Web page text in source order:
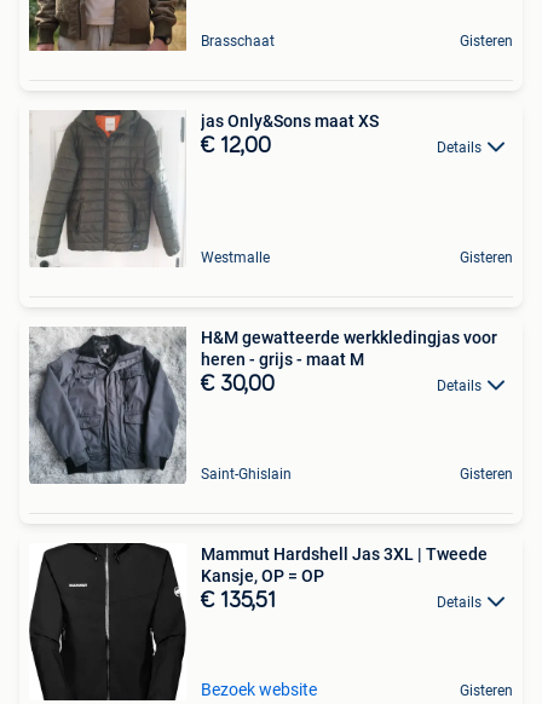
Brasschaat Gisteren
jas Only&Sons maat XS
€ 12,00 Details
Westmalle Gisteren
H&M gewatteerde werkkledingjas voor
heren - grijs - maat M
€ 30,00 Details
Saint-Ghislain Gisteren
Mammut Hardshell Jas 3XL | Tweede
Kansje, OP = OP
€ 135,51 Details
Bezoek website Gisteren